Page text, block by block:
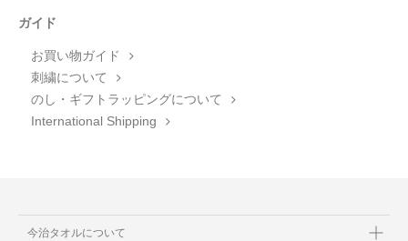
ガイド
お買い物ガイド
刺繍について
のし・ギフトラッピングについて
International Shipping
今治タオルについて